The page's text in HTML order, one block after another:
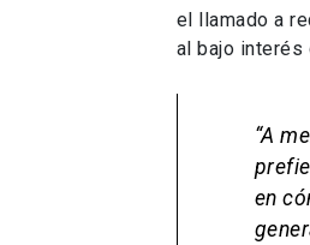
el llamado a
al bajo interés
“A
en